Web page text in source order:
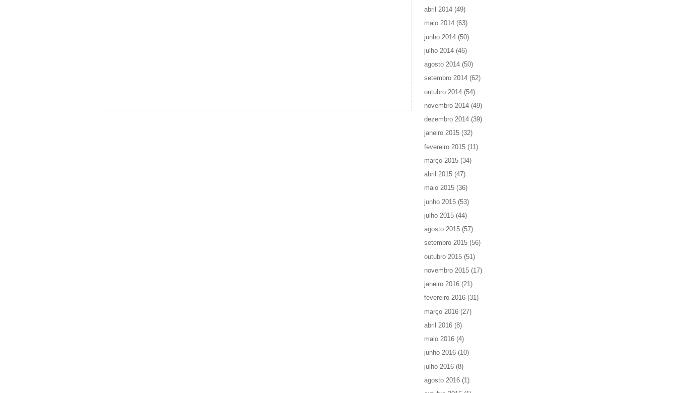
abril 2014 (49)
maio 2014 (63)
junho 2014 (50)
julho 2014 (46)
agosto 2014 (50)
setembro 2014 (62)
outubro 2014 (54)
novembro 2014 (49)
dezembro 2014 (39)
janeiro 2015 (32)
fevereiro 2015 (11)
março 2015 (34)
abril 2015 (47)
maio 2015 (36)
junho 2015 (53)
julho 2015 (44)
agosto 2015 (57)
setembro 2015 (56)
outubro 2015 (51)
novembro 2015 (17)
janeiro 2016 (21)
fevereiro 2016 (31)
março 2016 (27)
abril 2016 (8)
maio 2016 (4)
junho 2016 (10)
julho 2016 (8)
agosto 2016 (1)